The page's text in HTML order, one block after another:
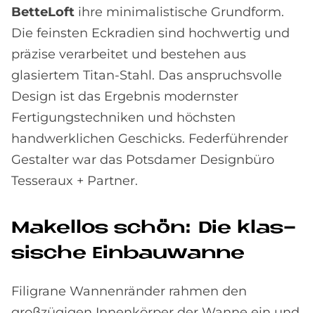
BetteLoft ihre minimalistische Grundform.
Die feinsten Eckradien sind hochwertig und
präzise verarbeitet und bestehen aus
glasiertem Titan-Stahl. Das anspruchsvolle
Design ist das Ergebnis modernster
Fertigungstechniken und höchsten
handwerklichen Geschicks. Federführender
Gestalter war das Potsdamer Designbüro
Tesseraux + Partner.
Ma­kel­los schön: Die klas­
si­sche Ein­bau­wan­ne
Filigrane Wannenränder rahmen den